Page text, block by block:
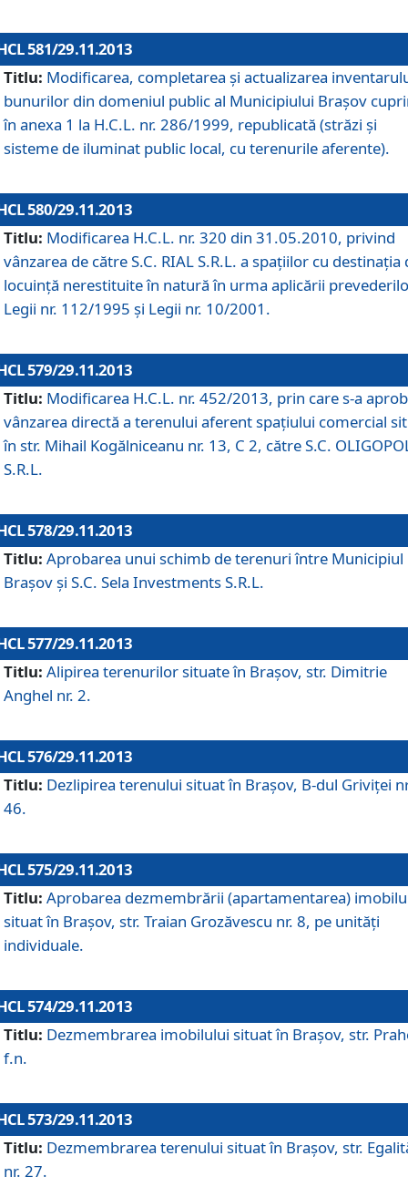
581/29.11.2013
Titlu: Modificarea, completarea şi actualizarea
bunurilor din domeniul public al Municipiului Braşov
în anexa 1 la H.C.L. nr. 286/1999, republicată (străzi şi
sisteme de iluminat public local, cu terenurile aferente).
580/29.11.2013
Titlu: Modificarea H.C.L. nr. 320 din 31.05.2010, privind
vânzarea de către S.C. RIAL S.R.L. a spaţiilor cu destinaţia
locuinţă nerestituite în natură în urma aplicării
Legii nr. 112/1995 şi Legii nr. 10/2001.
579/29.11.2013
Titlu: Modificarea H.C.L. nr. 452/2013, prin care s-a
vânzarea directă a terenului aferent spaţiului comercial
în str. Mihail Kogălniceanu nr. 13, C 2, către S.C.
S.R.L.
578/29.11.2013
Titlu: Aprobarea unui schimb de terenuri între Municipiul
Braşov şi S.C. Sela Investments S.R.L.
577/29.11.2013
Titlu: Alipirea terenurilor situate în Braşov, str. Dimitrie
Anghel nr. 2.
576/29.11.2013
Titlu: Dezlipirea terenului situat în Braşov, B-dul Griviţei
46.
575/29.11.2013
Titlu: Aprobarea dezmembrării (apartamentarea)
situat în Braşov, str. Traian Grozăvescu nr. 8, pe unităţi
individuale.
574/29.11.2013
Titlu: Dezmembrarea imobilului situat în Braşov, str.
f.n.
573/29.11.2013
Titlu: Dezmembrarea terenului situat în Braşov, str.
nr. 27.